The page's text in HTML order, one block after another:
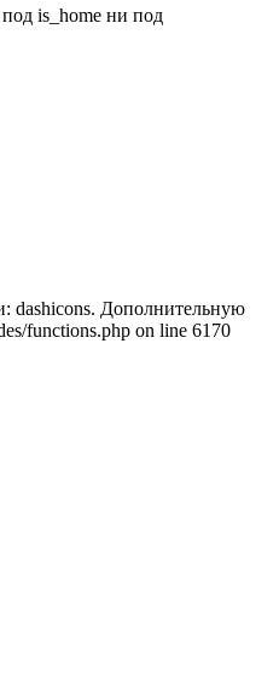
is_home ни под
dashicons. Дополнительную
functions.php on line 6170